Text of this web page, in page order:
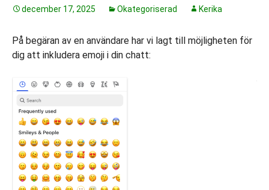
december 17, 2025 Okategoriserad Kerika
På begäran av en användare har vi lagt till möjligheten för
dig att inkludera emoji i din chatt: